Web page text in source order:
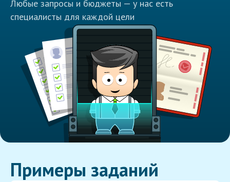
Любые запросы и бюджеты — у нас есть
специалисты для каждой цели
Примеры заданий